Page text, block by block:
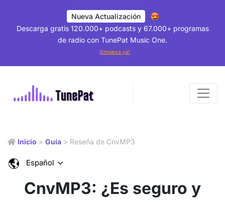
Nueva Actualización
Descarga gratis 120.000+ podcasts y 67.000+ programas
de radio con TunePat Music One.
¡Empieza ya!
Inicio > Guía > Reseña de CnvMP3
Español
CnvMP3: ¿Es seguro y